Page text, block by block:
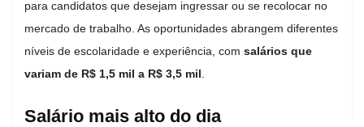
para candidatos que desejam ingressar ou se recolocar no
mercado de trabalho. As oportunidades abrangem diferentes
níveis de escolaridade e experiência, com salários que
variam de R$ 1,5 mil a R$ 3,5 mil
Salário mais alto do dia